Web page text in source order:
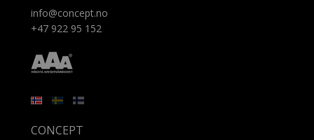
info@concept.no
+47 922 95 152
CONCEPT